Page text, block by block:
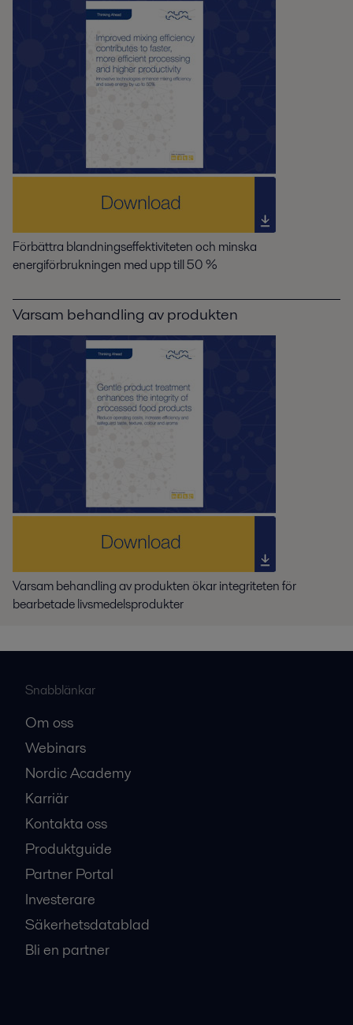
Förbättra blandningseffektiviteten och minska
energiförbrukningen med upp till 50 %
Varsam behandling av produkten
Varsam behandling av produkten ökar integriteten för
bearbetade livsmedelsprodukter
Snabblänkar
Om oss
Webinars
Nordic Academy
Karriär
Kontakta oss
Produktguide
Partner Portal
Investerare
Säkerhetsdatablad
Bli en partner